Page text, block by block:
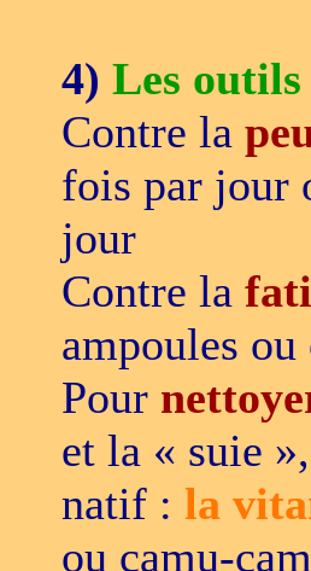
4) Les outils
Contre la
fois par jour
jour
Contre la
ampoules
Pour
et la « suie
natif : la
ou camu-